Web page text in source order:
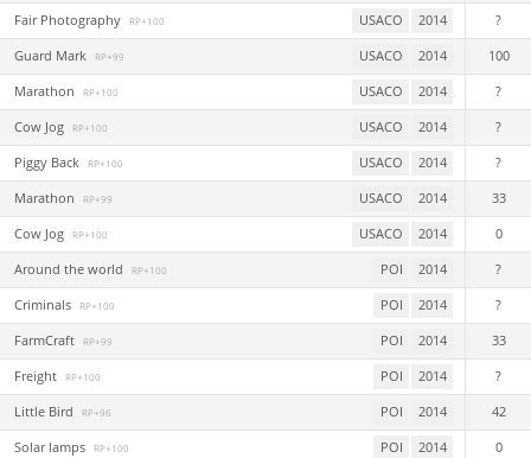
Fair Photography RP+100 USACO 2014 ?
Guard Mark RP+99 USACO 2014 100
Marathon RP+100 USACO 2014 ?
Cow Jog RP+100 USACO 2014 ?
Piggy Back RP+100 USACO 2014 ?
Marathon RP+99 USACO 2014 33
Cow Jog RP+100 USACO 2014 0
Around the world RP+100 POI 2014 ?
Criminals RP+100 POI 2014 ?
FarmCraft RP+99 POI 2014 33
Freight RP+100 POI 2014 ?
Little Bird RP+96 POI 2014 42
Solar lamps RP+100 POI 2014 0